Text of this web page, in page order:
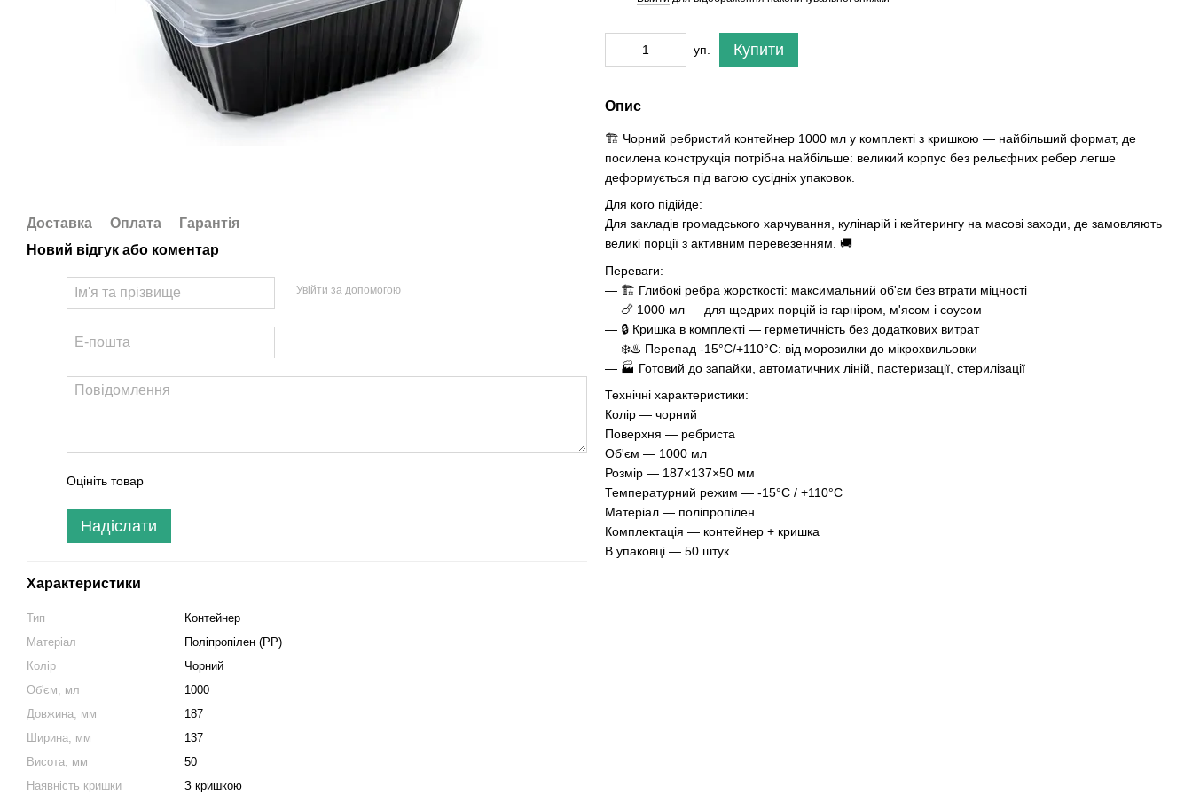
Доставка Оплата
Гарантія
Новий відгук або коментар
Увійти за допомогою
Оцініть товар
Надіслати
Характеристики
Тип
Контейнер
Матеріал
Поліпропілен (PP)
Колір
Чорний
Об'єм, мл
1000
Довжина, мм
187
Ширина, мм
137
Висота, мм
50
Наявність кришки
З кришкою
уп. Купити
Опис
🏗️ Чорний ребристий контейнер 1000 мл у комплекті з кришкою — найбільший формат, де
посилена конструкція потрібна найбільше: великий корпус без рельєфних ребер легше
деформується під вагою сусідніх упаковок.
Для кого підійде:
Для закладів громадського харчування, кулінарій і кейтерингу на масові заходи, де замовляють
великі порції з активним перевезенням. 🚚
Переваги:
— 🏗️ Глибокі ребра жорсткості: максимальний об'єм без втрати міцності
— 🍗 1000 мл — для щедрих порцій із гарніром, м'ясом і соусом
— 🔒 Кришка в комплекті — герметичність без додаткових витрат
— ❄️♨️ Перепад -15°C/+110°C: від морозилки до мікрохвильовки
— 🏭 Готовий до запайки, автоматичних ліній, пастеризації, стерилізації
Технічні характеристики:
Колір — чорний
Поверхня — ребриста
Об'єм — 1000 мл
Розмір — 187×137×50 мм
Температурний режим — -15°C / +110°C
Матеріал — поліпропілен
Комплектація — контейнер + кришка
В упаковці — 50 штук